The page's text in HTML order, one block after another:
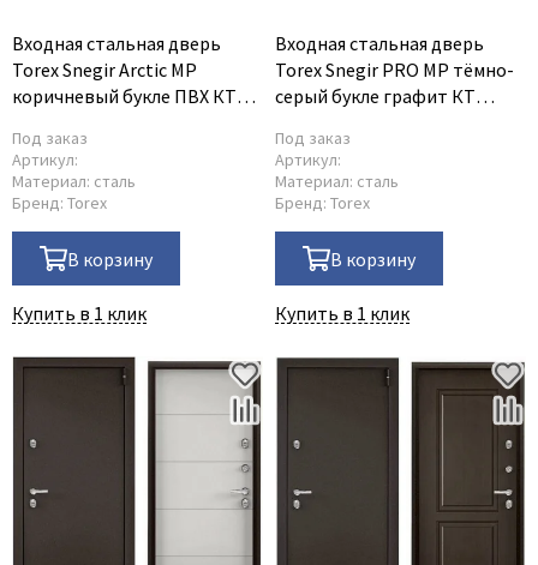
Profil Doors
Profilo Porte
Protector
Regidoors
STR
Tupai
Uberture
Valcomp
Venezia Unique
Viporte
Входная стальная дверь
Torex Snegir Arctic MP
коричневый букле ПВХ КТ
Под заказ
Артикул:
Материал: сталь
Бренд: Torex
В корзину
Купить в 1 клик
Входная стальная дверь
Torex Snegir PRO MP тёмно-
серый букле графит КТ
Под заказ
Артикул:
Материал: сталь
Бренд: Torex
В корзину
Купить в 1 клик